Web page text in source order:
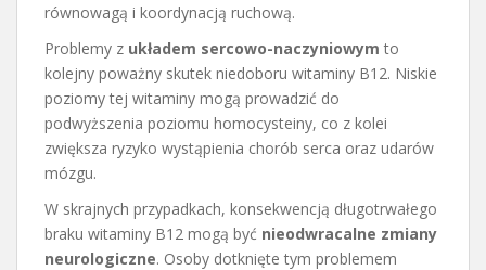
równowagą i koordynacją ruchową.
Problemy z układem sercowo-naczyniowym to
kolejny poważny skutek niedoboru witaminy B12. Niskie
poziomy tej witaminy mogą prowadzić do
podwyższenia poziomu homocysteiny, co z kolei
zwiększa ryzyko wystąpienia chorób serca oraz udarów
mózgu.
W skrajnych przypadkach, konsekwencją długotrwałego
braku witaminy B12 mogą być nieodwracalne zmiany
neurologiczne. Osoby dotknięte tym problemem